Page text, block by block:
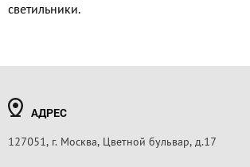
светильники.
АДРЕС
127051, г. Москва, Цветной бульвар, д.17